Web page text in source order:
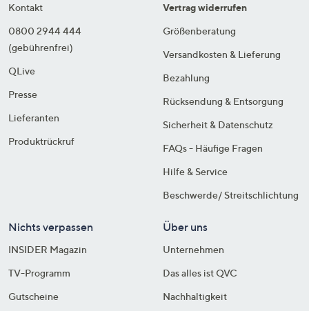
Kontakt
0800 2944 444
(gebührenfrei)
QLive
Presse
Lieferanten
Produktrückruf
Vertrag widerrufen
Größenberatung
Versandkosten & Lieferung
Bezahlung
Rücksendung & Entsorgung
Sicherheit & Datenschutz
FAQs - Häufige Fragen
Hilfe & Service
Beschwerde/ Streitschlichtung
Nichts verpassen
INSIDER Magazin
TV-Programm
Gutscheine
Über uns
Unternehmen
Das alles ist QVC
Nachhaltigkeit